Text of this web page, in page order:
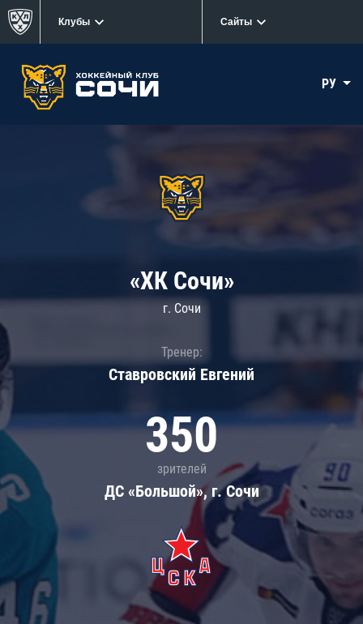
Клубы Сайты
РУ
«ХК Сочи»
г. Сочи
Тренер:
Ставровский Евгений
350
зрителей
ДС «Большой», г. Сочи